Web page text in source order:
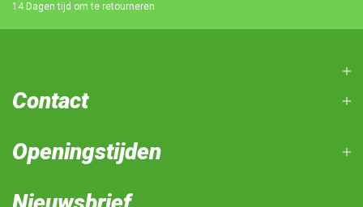
14 Dagen tijd om te retourneren
Contact
Openingstijden